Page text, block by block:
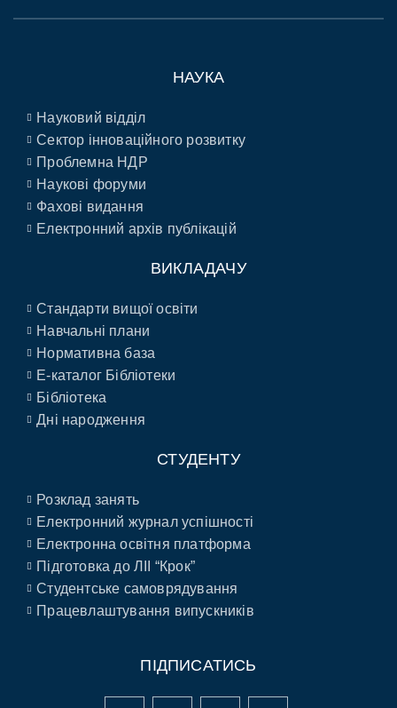
НАУКА
Науковий відділ
Сектор інноваційного розвитку
Проблемна НДР
Наукові форуми
Фахові видання
Електронний архів публікацій
ВИКЛАДАЧУ
Стандарти вищої освіти
Навчальні плани
Нормативна база
E-каталог Бібліотеки
Бібліотека
Дні народження
СТУДЕНТУ
Розклад занять
Електронний журнал успішності
Електронна освітня платформа
Підготовка до ЛІІ “Крок”
Студентське самоврядування
Працевлаштування випускників
ПІДПИСАТИСЬ